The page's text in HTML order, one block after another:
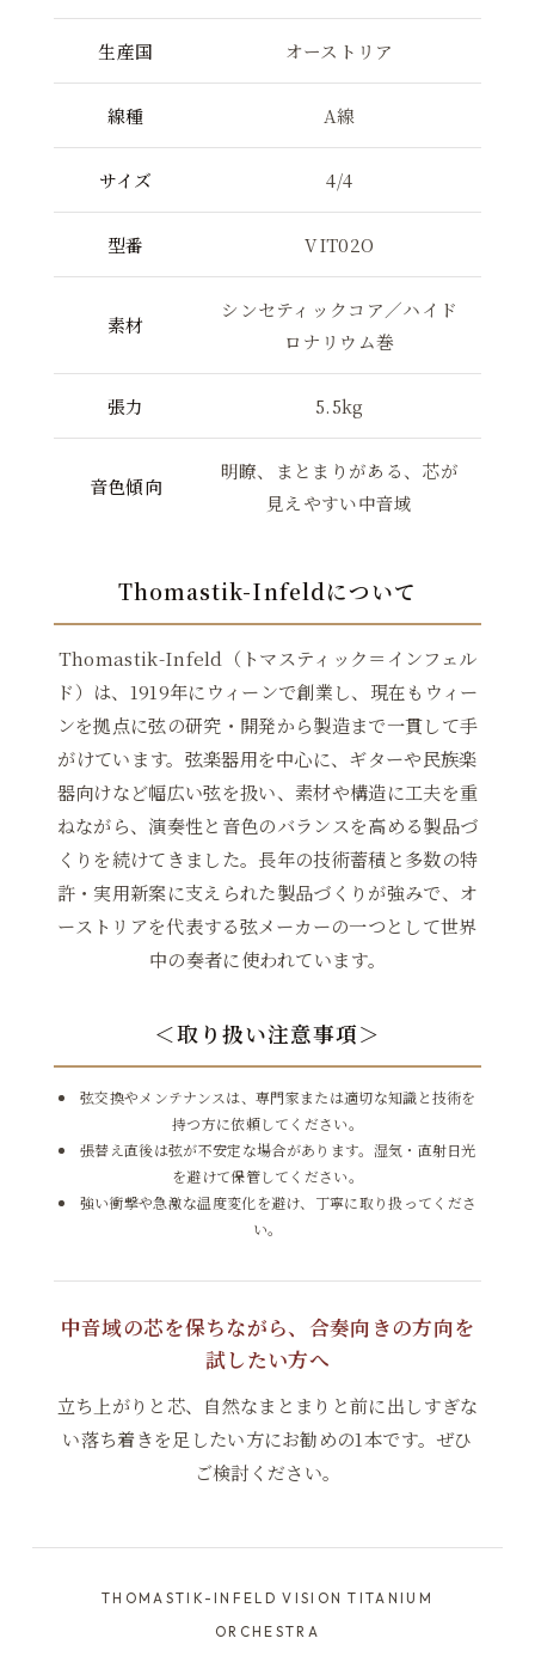
生産国 オーストリア
線種 A線
サイズ 4/4
型番 VIT02O
素材
シンセティックコア／ハイド
ロナリウム巻
張力 5.5kg
音色傾向
明瞭、まとまりがある、芯が
見えやすい中音域
Thomastik-Infeldについて
Thomastik-Infeld（トマスティック＝インフェル
ド）は、1919年にウィーンで創業し、現在もウィー
ンを拠点に弦の研究・開発から製造まで一貫して手
がけています。弦楽器用を中心に、ギターや民族楽
器向けなど幅広い弦を扱い、素材や構造に工夫を重
ねながら、演奏性と音色のバランスを高める製品づ
くりを続けてきました。長年の技術蓄積と多数の特
許・実用新案に支えられた製品づくりが強みで、オ
ーストリアを代表する弦メーカーの一つとして世界
中の奏者に使われています。
＜取り扱い注意事項＞
弦交換やメンテナンスは、専門家または適切な知識と技術を
持つ方に依頼してください。
張替え直後は弦が不安定な場合があります。湿気・直射日光
を避けて保管してください。
強い衝撃や急激な温度変化を避け、丁寧に取り扱ってくださ
い。
中音域の芯を保ちながら、合奏向きの方向を
試したい方へ
立ち上がりと芯、自然なまとまりと前に出しすぎな
い落ち着きを足したい方にお勧めの1本です。ぜひ
ご検討ください。
THOMASTIK-INFELD VISION TITANIUM
ORCHESTRA